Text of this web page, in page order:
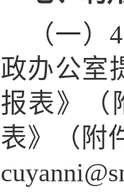
（一）
政办公室
报表》（
表》（附